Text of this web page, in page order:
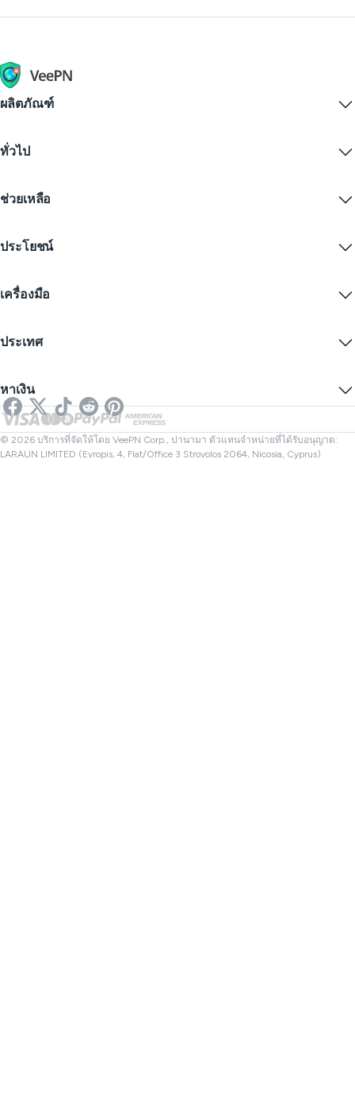
ผลิตภัณฑ์
VPN for macOS
iOS VPN
Firefox
VPN ฟรี
ทั่วไป
ดาวน์โหลด VPN
ราคา
ส่วนลดนักเรียน
บล็อก
ช่วยเหลือ
ติดต่อเรา
นโยบายความเป็นส่วนตัว
การตั้งค่าคุกกี้
ประโยชน์
ความเป็นส่วนตัวทางอินเทอร์เน็ต
IP ไม่ระบุตัวตน
VPN สำหรับการสตรีม
Netflix VPN
เครื่องมือ
ซ่อน IP ของคุณ
SMS ออนไลน์
ตรวจสอบลิงก์
ตรวจสอบไฟล์
ประเทศ
VPN ของสหราชอาณาจักร
VPN ของแคนาดา
VPN ของตุรกี
หาเงิน
พันธมิตร
© 2026 บริการที่จัดให้โดย VeePN Corp., ปานามา ตัวแทนจำหน่ายที่ได้รับอนุญาต:
LARAUN LIMITED (Evropis, 4, Flat/Office 3 Strovolos 2064, Nicosia, Cyprus)